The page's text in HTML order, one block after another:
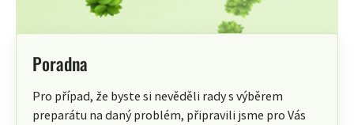
Poradna
Pro případ, že byste si nevěděli rady s výběrem
preparátu na daný problém, připravili jsme pro Vás